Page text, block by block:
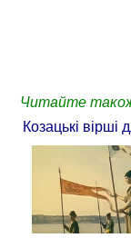
Читайте
Козацькі вірші